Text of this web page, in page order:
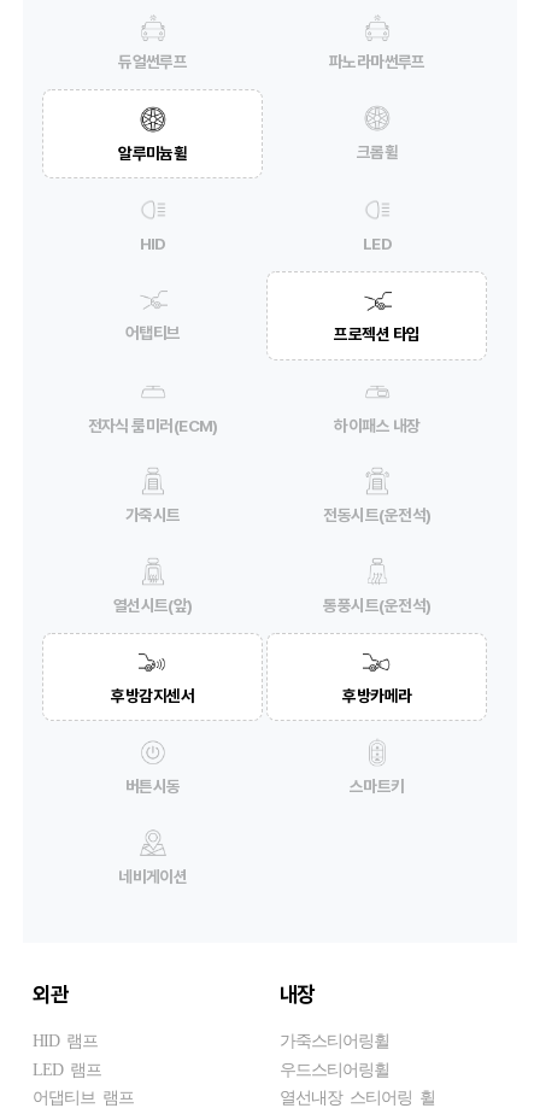
듀얼썬루프 파노라마썬루프
알루미늄휠 크롬휠
HID LED
어탭티브 프로젝션 타입
전자식 룸미러(ECM) 하이패스 내장
가죽시트 전동시트(운전석)
열선시트(앞) 통풍시트(운전석)
후방감지센서 후방카메라
버튼시동 스마트키
네비게이션
외관
HID 램프
LED 램프
어댑티브 램프
내장
가죽스티어링휠
우드스티어링휠
열선내장 스티어링 휠